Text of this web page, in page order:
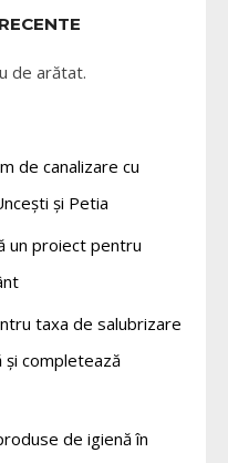
de arătat.
de canalizare cu
și Petia
un proiect pentru
taxa de salubrizare
și completează
de igienă în